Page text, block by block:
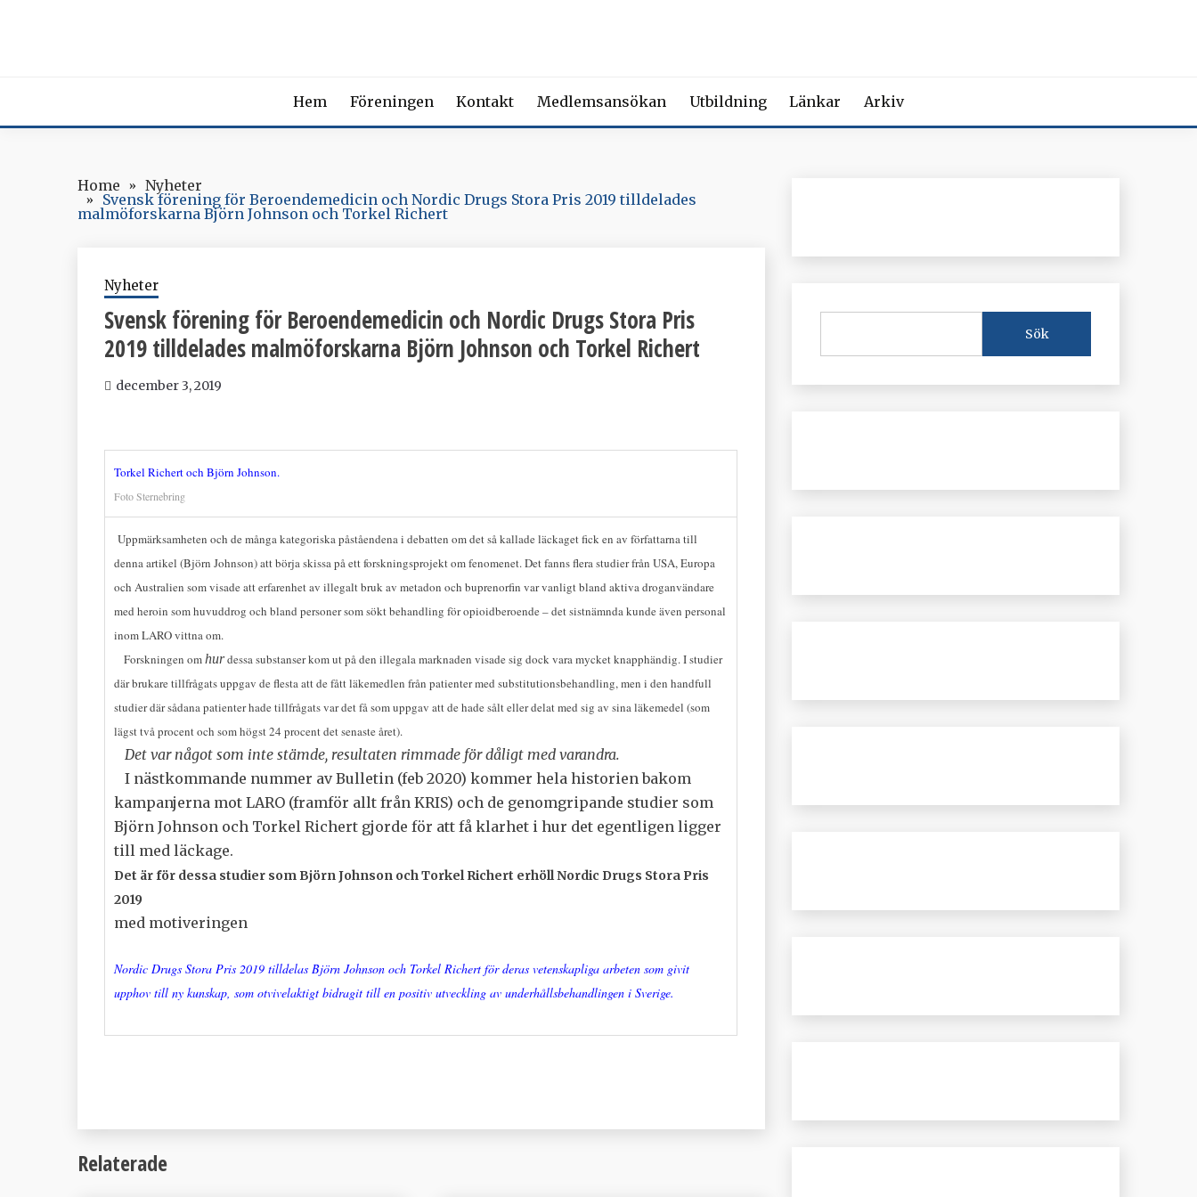
Hem Föreningen Kontakt Medlemsansökan Utbildning Länkar Arkiv
Home
Nyheter
Svensk förening för Beroendemedicin och Nordic Drugs Stora Pris 2019 tilldelades
malmöforskarna Björn Johnson och Torkel Richert
Nyheter
Svensk förening för Beroendemedicin och Nordic Drugs Stora Pris
2019 tilldelades malmöforskarna Björn Johnson och Torkel Richert
december 3, 2019
Torkel Richert och Björn Johnson.
Foto Sternebring
Uppmärksamheten och de många kategoriska påståendena i debatten om det så kallade läckaget fick en av författarna till
denna artikel (Björn Johnson) att börja skissa på ett forskningsprojekt om fenomenet. Det fanns flera studier från USA, Europa
och Australien som visade att erfarenhet av illegalt bruk av metadon och buprenorfin var vanligt bland aktiva droganvändare
med heroin som huvuddrog och bland personer som sökt behandling för opioidberoende – det sistnämnda kunde även personal
inom LARO vittna om.
Forskningen omhurdessa substanser kom ut på den illegala marknaden visade sig dock vara mycket knapphändig. I studier
där brukare tillfrågats uppgav de flesta att de fått läkemedlen från patienter med substitutionsbehandling, men i den handfull
studier där sådana patienter hade tillfrågats var det få som uppgav att de hade sålt eller delat med sig av sina läkemedel (som
lägst två procent och som högst 24 procent det senaste året).
Det var något som inte stämde, resultaten rimmade för dåligt med varandra.
I nästkommande nummer av Bulletin (feb 2020) kommer hela historien bakom
kampanjerna mot LARO (framför allt från KRIS) och de genomgripande studier som
Björn Johnson och Torkel Richert gjorde för att få klarhet i hur det egentligen ligger
till med läckage.
Det är för dessa studier som Björn Johnson och Torkel Richert erhöll Nordic Drugs Stora Pris
2019
med motiveringen
Nordic Drugs Stora Pris 2019 tilldelas Björn Johnson och Torkel Richert för deras vetenskapliga arbeten som givit
upphov till ny kunskap, som otvivelaktigt bidragit till en positiv utveckling av underhållsbehandlingen i Sverige.
Relaterade
Sök